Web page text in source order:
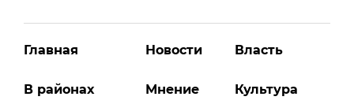
Главная
В районах
Новости
Мнение
Власть
Культура